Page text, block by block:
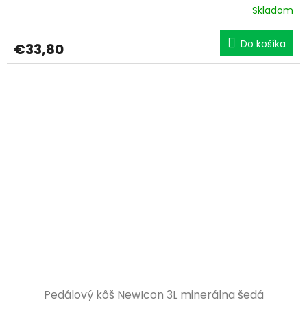
Skladom
€33,80 Do košíka
Pedálový kôš NewIcon 3L minerálna šedá